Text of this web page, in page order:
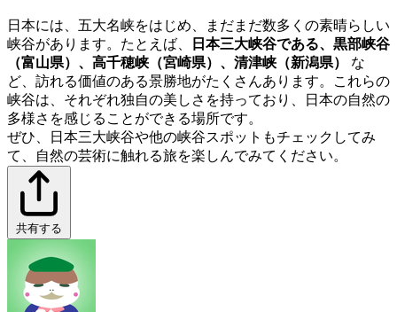
日本には、五大名峡をはじめ、まだまだ数多くの素晴らしい
峡谷があります。たとえば、
日本三大峡谷である、黒部峡谷
（富山県）、高千穂峡（宮崎県）、清津峡（新潟県）
な
ど、訪れる価値のある景勝地がたくさんあります。これらの
峡谷は、それぞれ独自の美しさを持っており、日本の自然の
多様さを感じることができる場所です。
ぜひ、日本三大峡谷や他の峡谷スポットもチェックしてみ
て、自然の芸術に触れる旅を楽しんでみてください。
共有する